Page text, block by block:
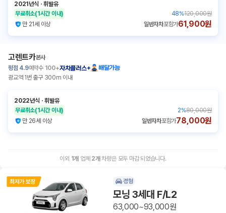
2021년식 ㆍ휘발유
무료취소(1시간 이내) 48%120,000원
만 21세 이상
일반자차포함가61,900원
고렌트카본사
평점 4.9예약수 100+자차플러스+
배달가능
광교역 1번 출구 300m 이내
2022년식 ㆍ휘발유
무료취소(1시간 이내) 2%80,000원
만 26세 이상
일반자차포함가78,000원
이외 1개 업체 2개 차량은 모두 마감 되었습니다.
경형
모닝 3세대 F/L2
63,000~93,000원